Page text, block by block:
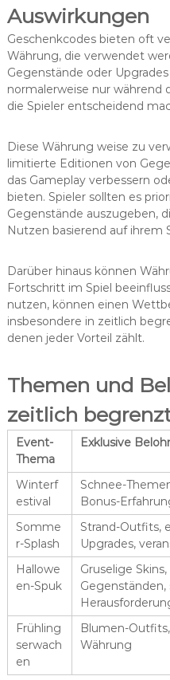
Auswirkungen
Geschenkcodes bieten oft
Währung, die verwendet
Gegenstände oder
normalerweise nur während
die Spieler entscheidend
Diese Währung weise zu
limitierte Editionen von
das Gameplay verbessern
bieten. Spieler sollten es
Gegenstände auszugeben,
Nutzen basierend auf ihrem
Darüber hinaus können
Fortschritt im Spiel
nutzen, können einen
insbesondere in zeitlich
denen jeder Vorteil zählt.
Themen und
zeitlich
Event-
Thema
Exklusive
Winterf
estival
Schnee-
Bonus-
Somme
r-Splash
Strand-Outfits,
Upgrades,
Hallowe
en-Spuk
Gruselige
Frühling
serwach
en
Blumen-
Währung